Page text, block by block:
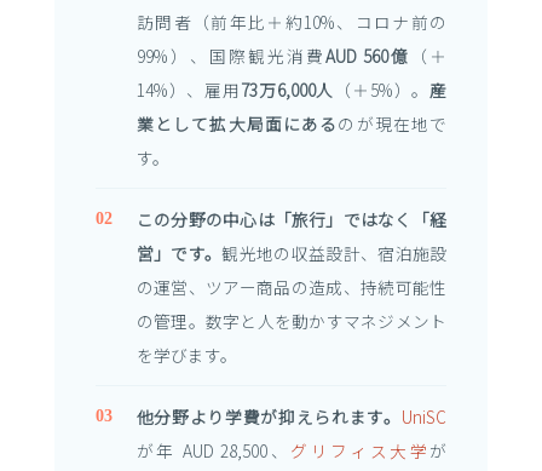
訪問者（前年比＋約10%、コロナ前の
99%）、国際観光消費AUD 560億 （＋
14%）、雇用 73万6,000人 （＋5%）。産
業として拡大局面にあるのが現在地で
す。
この分野の中心は「旅行」ではなく「経
営」です。観光地の収益設計、宿泊施設
の運営、ツアー商品の造成、持続可能性
の管理。数字と人を動かすマネジメント
を学びます。
他分野より学費が抑えられます。 UniSC
が年 AUD 28,500、 グリフィス大学 が